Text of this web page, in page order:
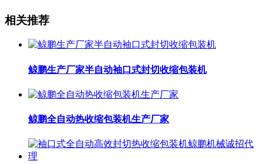
相关推荐
鲸鹏生产厂家半自动袖口式封切收缩包装机
鲸鹏全自动热收缩包装机生产厂家